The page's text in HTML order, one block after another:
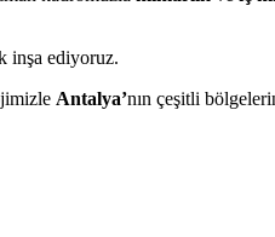
inşa ediyoruz.
Antalya’nın çeşitli